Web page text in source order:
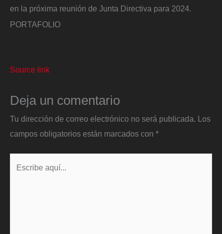
en la próxima reunión de Junta Directiva para 2024.
PORTAFOLIO
Source link
Deja un comentario
Tu dirección de correo electrónico no será publicada. Los
campos obligatorios están marcados con *